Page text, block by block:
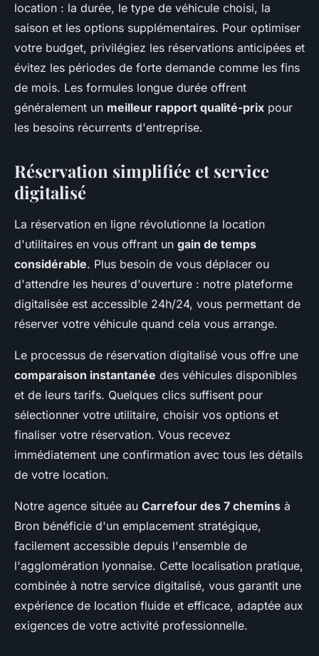
location : la durée, le type de véhicule choisi, la
saison et les options supplémentaires. Pour optimiser
votre budget, privilégiez les réservations anticipées et
évitez les périodes de forte demande comme les fins
de mois. Les formules longue durée offrent
généralement un meilleur rapport qualité-prix pour
les besoins récurrents d'entreprise.
Réservation simplifiée et service
digitalisé
La réservation en ligne révolutionne la location
d'utilitaires en vous offrant un gain de temps
considérable. Plus besoin de vous déplacer ou
d'attendre les heures d'ouverture : notre plateforme
digitalisée est accessible 24h/24, vous permettant de
réserver votre véhicule quand cela vous arrange.
Le processus de réservation digitalisé vous offre une
comparaison instantanée des véhicules disponibles
et de leurs tarifs. Quelques clics suffisent pour
sélectionner votre utilitaire, choisir vos options et
finaliser votre réservation. Vous recevez
immédiatement une confirmation avec tous les détails
de votre location.
Notre agence située au Carrefour des 7 chemins à
Bron bénéficie d'un emplacement stratégique,
facilement accessible depuis l'ensemble de
l'agglomération lyonnaise. Cette localisation pratique,
combinée à notre service digitalisé, vous garantit une
expérience de location fluide et efficace, adaptée aux
exigences de votre activité professionnelle.